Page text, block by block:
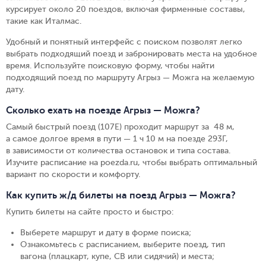
курсирует около 20 поездов, включая фирменные составы,
такие как Италмас.
Удобный и понятный интерфейс с поиском позволят легко
выбрать подходящий поезд и забронировать места на удобное
время. Используйте поисковую форму, чтобы найти
подходящий поезд по маршруту Агрыз — Можга на желаемую
дату.
Сколько ехать на поезде Агрыз — Можга?
Самый быстрый поезд (107Е) проходит маршрут за 48 м,
а самое долгое время в пути — 1 ч 10 м на поезде 293Г,
в зависимости от количества остановок и типа состава.
Изучите расписание на poezda.ru, чтобы выбрать оптимальный
вариант по скорости и комфорту.
Как купить ж/д билеты на поезд Агрыз — Можга?
Купить билеты на сайте просто и быстро:
Выберете маршрут и дату в форме поиска;
Ознакомьтесь с расписанием, выберите поезд, тип
вагона (плацкарт, купе, СВ или сидячий) и места;